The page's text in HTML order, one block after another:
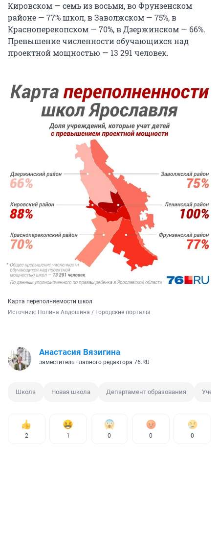
Кировском — семь из восьми, во Фрунзенском
районе — 77% школ, в Заволжском — 75%, в
Красноперекопском — 70%, в Дзержинском — 66%.
Превышение численности обучающихся над
проектной мощностью — 13 291 человек.
Карта переполняемости школ
Источник: Полина Авдошина / Городские порталы
Анастасия Вязигина
заместитель главного редактора 76.RU
Школа Новая школа Департамент образования Учеба
2 1 0 0 0